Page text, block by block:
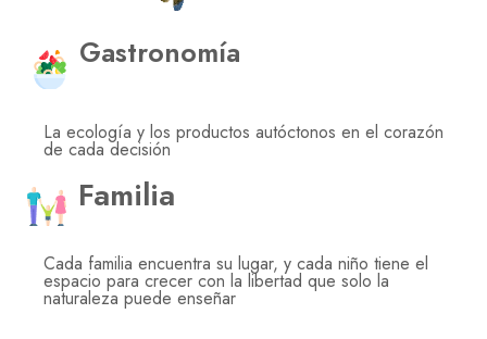
Gastronomía
La ecología y los productos autóctonos en el corazón
de cada decisión
Familia
Cada familia encuentra su lugar, y cada niño tiene el
espacio para crecer con la libertad que solo la
naturaleza puede enseñar